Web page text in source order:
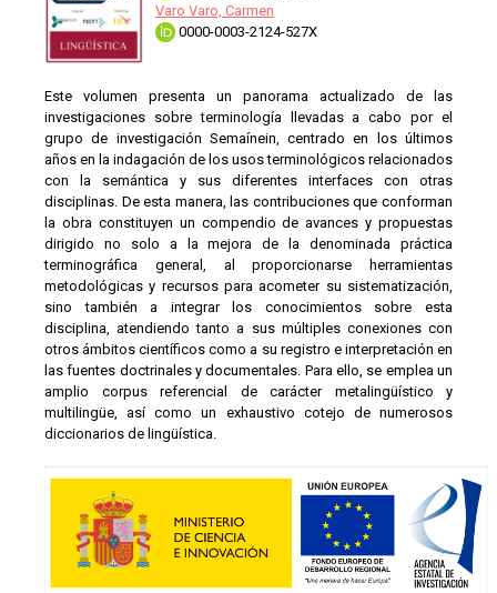
Varo Varo, Carmen
0000-0003-2124-527X
Este volumen presenta un panorama actualizado de las
investigaciones sobre terminología llevadas a cabo por el
grupo de investigación Semaínein, centrado en los últimos
años en la indagación de los usos terminológicos relacionados
con la semántica y sus diferentes interfaces con otras
disciplinas. De esta manera, las contribuciones que conforman
la obra constituyen un compendio de avances y propuestas
dirigido no solo a la mejora de la denominada práctica
terminográfica general, al proporcionarse herramientas
metodológicas y recursos para acometer su sistematización,
sino también a integrar los conocimientos sobre esta
disciplina, atendiendo tanto a sus múltiples conexiones con
otros ámbitos científicos como a su registro e interpretación en
las fuentes doctrinales y documentales. Para ello, se emplea un
amplio corpus referencial de carácter metalingüístico y
multilingüe, así como un exhaustivo cotejo de numerosos
diccionarios de lingüística.